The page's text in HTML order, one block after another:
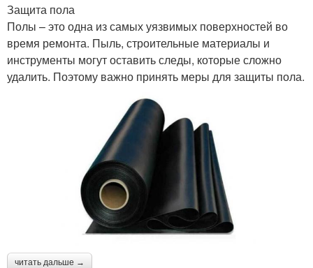
Защита пола
Полы – это одна из самых уязвимых поверхностей во
время ремонта. Пыль, строительные материалы и
инструменты могут оставить следы, которые сложно
удалить. Поэтому важно принять меры для защиты пола.
читать дальше →